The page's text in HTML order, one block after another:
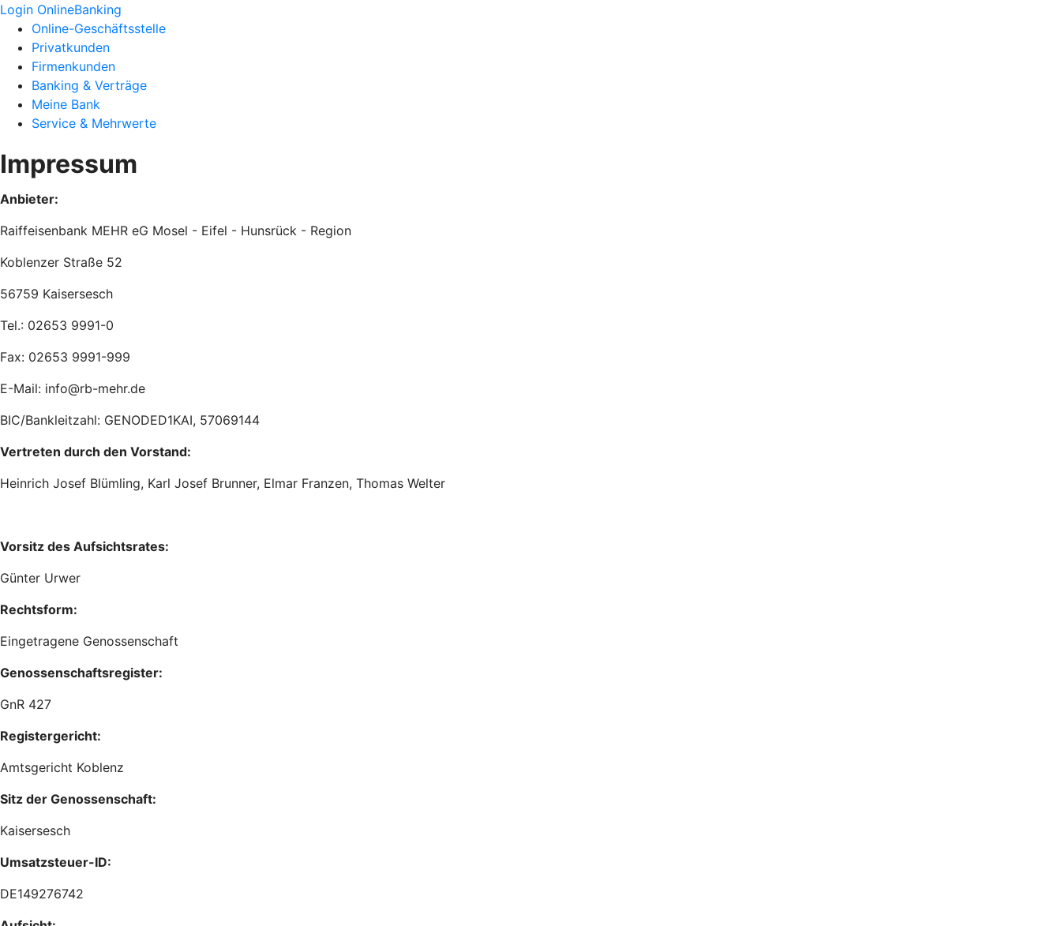
Login OnlineBanking
Online-Geschäftsstelle
Privatkunden
Firmenkunden
Banking & Verträge
Meine Bank
Service & Mehrwerte
Impressum
Anbieter:
Raiffeisenbank MEHR eG Mosel - Eifel - Hunsrück - Region
Koblenzer Straße 52
56759 Kaisersesch
Tel.: 02653 9991-0
Fax: 02653 9991-999
E-Mail: info@rb-mehr.de
BIC/Bankleitzahl: GENODED1KAI, 57069144
Vertreten durch den Vorstand:
Heinrich Josef Blümling, Karl Josef Brunner, Elmar Franzen, Thomas Welter
Vorsitz des Aufsichtsrates:
Günter Urwer
Rechtsform:
Eingetragene Genossenschaft
Genossenschaftsregister:
GnR 427
Registergericht:
Amtsgericht Koblenz
Sitz der Genossenschaft:
Kaisersesch
Umsatzsteuer-ID:
DE149276742